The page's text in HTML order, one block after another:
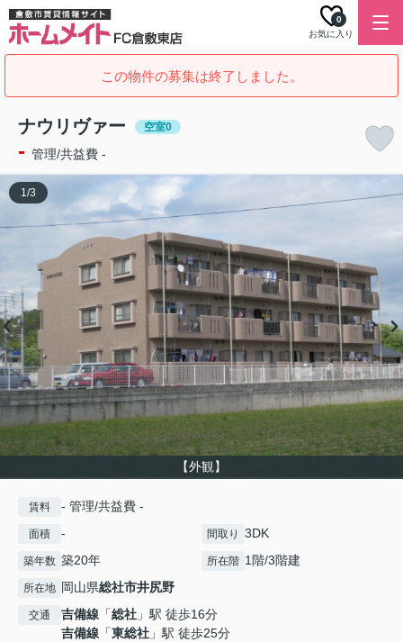
お気に入り
0
この物件の募集は終了しました。
ナウリヴァー 空室0
- 管理/共益費 -
【外観】
1/3
賃料 - 管理/共益費 -
面積 - 間取り 3DK
築年数 築20年 所在階 1階/3階建
所在地 岡山県総社市井尻野
交通 吉備線 「総社 」駅 徒歩16分
吉備線 「東総社 」駅 徒歩25分